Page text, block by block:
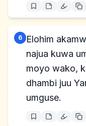
6
Elohim
najua kuwa
moyo wako,
dhambi juu
umguse.